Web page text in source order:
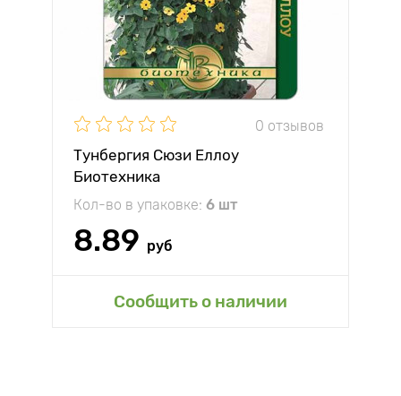
0 отзывов
Тунбергия Сюзи Еллоу
Биотехника
Кол-во в упаковке: 6 шт
8.89 руб
Сообщить о наличии